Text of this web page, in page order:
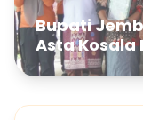
Bupati
Asta Kosala